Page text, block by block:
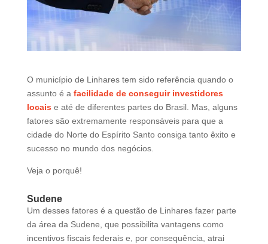
e
e
f
t
b
l
a
k
O município de Linhares tem sido referência quando o
assunto é afacilidade de conseguir investidores
locaise até de diferentes partes do Brasil. Mas, alguns
fatores são extremamente responsáveis para que a
cidade do Norte do Espírito Santo consiga tanto êxito e
sucesso no mundo dos negócios.
Veja o porquê!
Sudene
Um desses fatores é a questão de Linhares fazer parte
da área da Sudene, que possibilita vantagens como
incentivos fiscais federais e, por consequência, atrai